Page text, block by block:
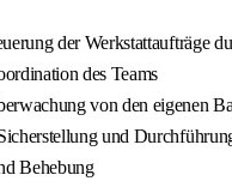
der Werkstattaufträge
des Teams
von den eigenen
und
Behebung